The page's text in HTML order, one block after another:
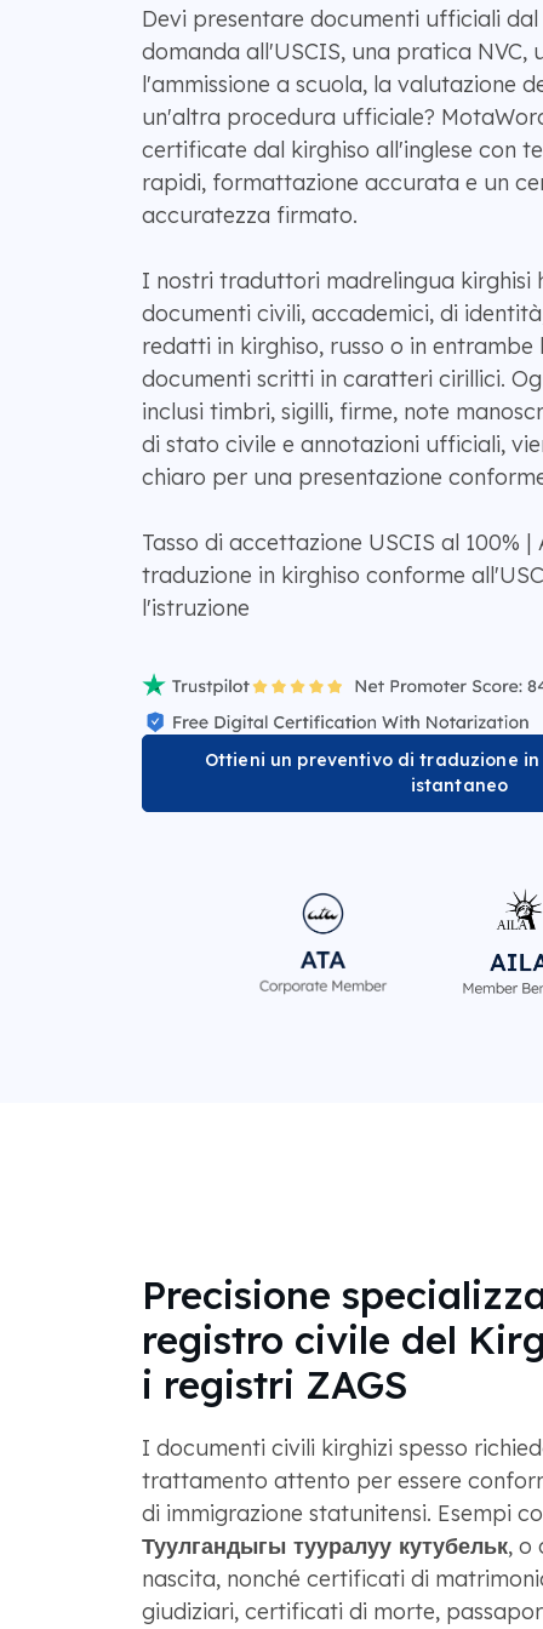
Devi presentare documenti ufficiali
domanda all'USCIS, una pratica NVC,
l'ammissione a scuola, la valutazione
un'altra procedura ufficiale?
certificate dal kirghiso all'inglese con
rapidi, formattazione accurata e un
accuratezza firmato.
I nostri traduttori madrelingua kirghisi
documenti civili, accademici, di
redatti in kirghiso, russo o in entrambe
documenti scritti in caratteri cirillici.
inclusi timbri, sigilli, firme, note
di stato civile e annotazioni ufficiali,
chiaro per una presentazione
Tasso di accettazione USCIS al 100%
traduzione in kirghiso conforme
l'istruzione
Ottieni un preventivo di traduzione
istantaneo
Precisione
registro civile del
i registri ZAGS
I documenti civili kirghizi spesso
trattamento attento per essere
di immigrazione statunitensi. Esempi
Туулгандыгы тууралуу кутубельк, o
nascita, nonché certificati di
giudiziari, certificati di morte,